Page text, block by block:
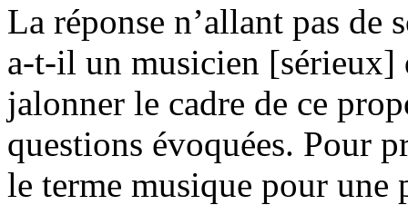
La réponse n’allant pas de
a-t-il un musicien [sérieux]
jalonner le cadre de ce
questions évoquées. Pour
le terme musique pour